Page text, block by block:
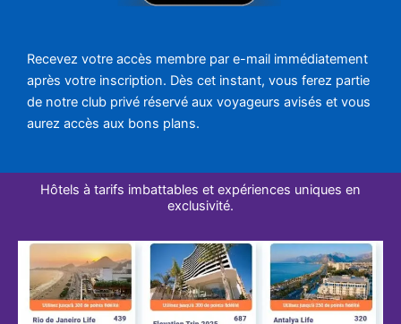
Recevez votre accès membre par e-mail immédiatement
après votre inscription. Dès cet instant, vous ferez partie
de notre club privé réservé aux voyageurs avisés et vous
aurez accès aux bons plans.
Hôtels à tarifs imbattables et expériences uniques en
exclusivité.